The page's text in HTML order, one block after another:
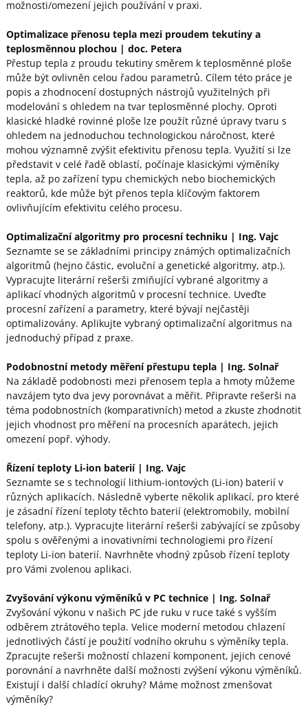
možnosti/omezení jejich používání v praxi.
Optimalizace přenosu tepla mezi proudem tekutiny a
teplosměnnou plochou | doc. Petera
Přestup tepla z proudu tekutiny směrem k teplosměnné ploše
může být ovlivněn celou řadou parametrů. Cílem této práce je
popis a zhodnocení dostupných nástrojů využitelných při
modelování s ohledem na tvar teplosměnné plochy. Oproti
klasické hladké rovinné ploše lze použít různé úpravy tvaru s
ohledem na jednoduchou technologickou náročnost, které
mohou významně zvýšit efektivitu přenosu tepla. Využití si lze
představit v celé řadě oblastí, počínaje klasickými výměníky
tepla, až po zařízení typu chemických nebo biochemických
reaktorů, kde může být přenos tepla klíčovým faktorem
ovlivňujícím efektivitu celého procesu.
Optimalizační algoritmy pro procesní techniku | Ing. Vajc
Seznamte se se základními principy známých optimalizačních
algoritmů (hejno částic, evoluční a genetické algoritmy, atp.).
Vypracujte literární rešerši zmiňující vybrané algoritmy a
aplikací vhodných algoritmů v procesní technice. Uveďte
procesní zařízení a parametry, které bývají nejčastěji
optimalizovány. Aplikujte vybraný optimalizační algoritmus na
jednoduchý případ z praxe.
Podobnostní metody měření přestupu tepla | Ing. Solnař
Na základě podobnosti mezi přenosem tepla a hmoty můžeme
navzájem tyto dva jevy porovnávat a měřit. Připravte rešerši na
téma podobnostních (komparativních) metod a zkuste zhodnotit
jejich vhodnost pro měření na procesních aparátech, jejich
omezení popř. výhody.
Řízení teploty Li-ion baterií | Ing. Vajc
Seznamte se s technologií lithium-iontových (Li-ion) baterií v
různých aplikacích. Následně vyberte několik aplikací, pro které
je zásadní řízení teploty těchto baterií (elektromobily, mobilní
telefony, atp.). Vypracujte literární rešerši zabývající se způsoby
spolu s ověřenými a inovativními technologiemi pro řízení
teploty Li-ion baterií. Navrhněte vhodný způsob řízení teploty
pro Vámi zvolenou aplikaci.
Zvyšování výkonu výměníků v PC technice | Ing. Solnař
Zvyšování výkonu v našich PC jde ruku v ruce také s vyšším
odběrem ztrátového tepla. Velice moderní metodou chlazení
jednotlivých částí je použití vodního okruhu s výměníky tepla.
Zpracujte rešerši možností chlazení komponent, jejich cenové
porovnání a navrhněte další možnosti zvýšení výkonu výměníků.
Existují i další chladící okruhy? Máme možnost zmenšovat
výměníky?